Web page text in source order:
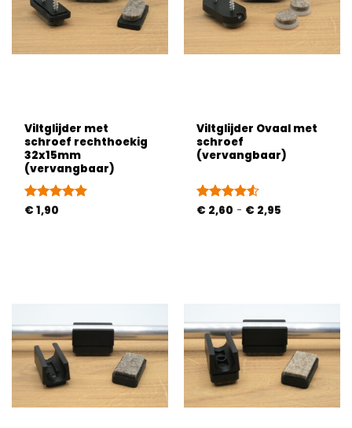
Viltglijder met
schroef rechthoekig
32x15mm
(vervangbaar)
Gewaardeerd
€ 1,90
Viltglijder Ovaal met
schroef
(vervangbaar)
Gewaardeerd
€ 2,60 - € 2,95